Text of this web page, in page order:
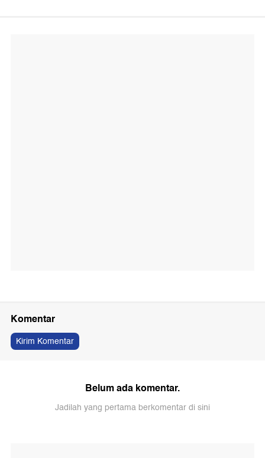
Komentar
Kirim Komentar
Belum ada komentar.
Jadilah yang pertama berkomentar di sini